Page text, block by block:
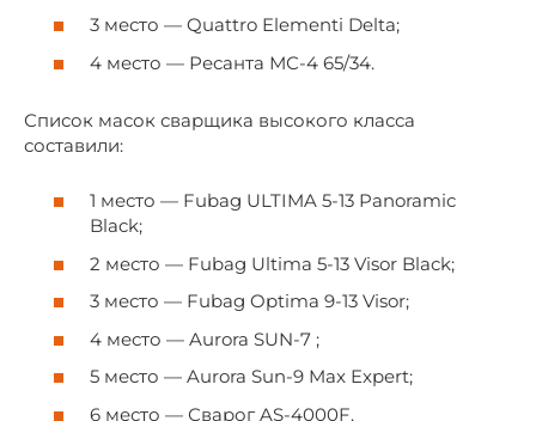
3 место — Quattro Elementi Delta;
4 место — Ресанта МС-4 65/34.
Список масок сварщика высокого класса
составили:
1 место — Fubag ULTIMA 5-13 Panoramic
Black;
2 место — Fubag Ultima 5-13 Visor Black;
3 место — Fubag Optima 9-13 Visor;
4 место — Aurora SUN-7 ;
5 место — Aurora Sun-9 Max Expert;
6 место — Сварог AS-4000F.